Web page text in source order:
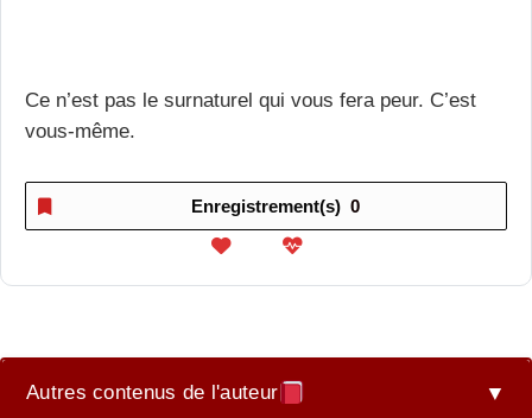
Ce n’est pas le surnaturel qui vous fera peur. C’est
vous-même.
Enregistrement(s) 0
Autres contenus de l'auteur ▼